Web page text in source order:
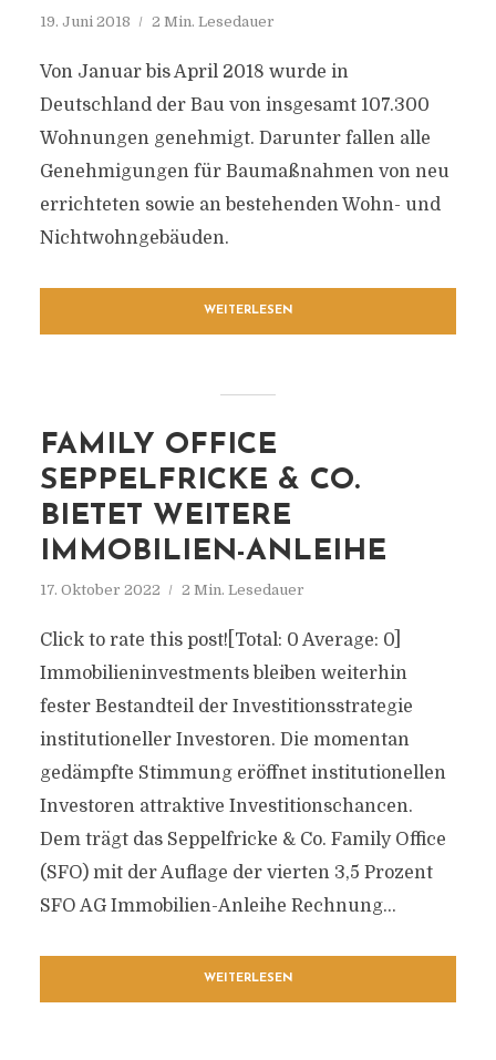
19. Juni 2018 2 Min. Lesedauer
Von Januar bis April 2018 wurde in
Deutschland der Bau von insgesamt 107.300
Wohnungen genehmigt. Darunter fallen alle
Genehmigungen für Baumaßnahmen von neu
errichteten sowie an bestehenden Wohn- und
Nichtwohngebäuden.
WEITERLESEN
FAMILY OFFICE
SEPPELFRICKE & CO.
BIETET WEITERE
IMMOBILIEN-ANLEIHE
17. Oktober 2022 2 Min. Lesedauer
Click to rate this post![Total: 0 Average: 0]
Immobilieninvestments bleiben weiterhin
fester Bestandteil der Investitionsstrategie
institutioneller Investoren. Die momentan
gedämpfte Stimmung eröffnet institutionellen
Investoren attraktive Investitionschancen.
Dem trägt das Seppelfricke & Co. Family Office
(SFO) mit der Auflage der vierten 3,5 Prozent
SFO AG Immobilien-Anleihe Rechnung...
WEITERLESEN